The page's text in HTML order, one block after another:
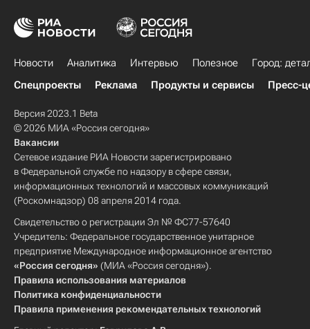
Новости Аналитика Интервью Полезное
Город:
Спецпроекты
Реклама Продукты и сервисы Пресс-
Версия 2023.1 Beta
© 2026 МИА «Россия сегодня»
Вакансии
Сетевое издание РИА Новости зарегистрировано
в Федеральной службе по надзору в сфере связи,
информационных технологий и массовых коммуникаций
(Роскомнадзор) 08 апреля 2014 года.
Свидетельство о регистрации Эл № ФС77-57640
Учредитель: Федеральное государственное унитарное
предприятие Международное информационное агентство
«Россия сегодня» (МИА «Россия сегодня»).
Правила использования материалов
Политика конфиденциальности
Правила применения рекомендательных технологий